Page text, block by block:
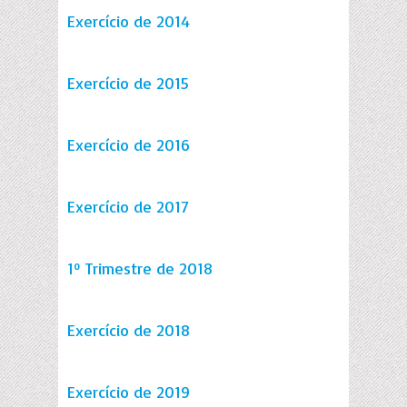
Exercício de 2014
Exercício de 2015
Exercício de 2016
Exercício de 2017
1º Trimestre de 2018
Exercício de 2018
Exercício de 2019